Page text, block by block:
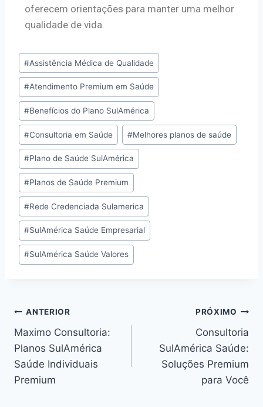
oferecem orientações para manter uma melhor
qualidade de vida.
#Assistência Médica de Qualidade
#Atendimento Premium em Saúde
#Benefícios do Plano SulAmérica
#Consultoria em Saúde #Melhores planos de saúde
#Plano de Saúde SulAmérica
#Planos de Saúde Premium
#Rede Credenciada Sulamerica
#SulAmérica Saúde Empresarial
#SulAmérica Saúde Valores
ANTERIOR
Maximo Consultoria:
Planos SulAmérica
Saúde Individuais
Premium
PRÓXIMO
Consultoria
SulAmérica Saúde:
Soluções Premium
para Você